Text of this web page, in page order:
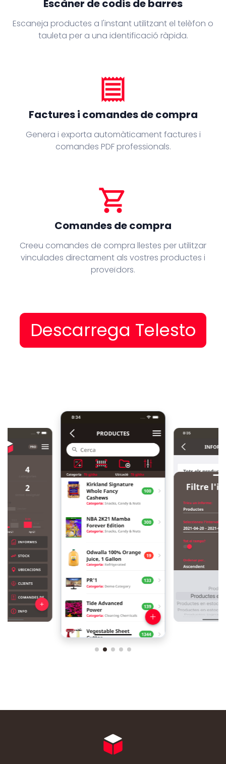
Escàner de codis de barres
Escaneja productes a l'instant utilitzant el telèfon o
tauleta per a una identificació ràpida.
receipt
Factures i comandes de compra
Genera i exporta automàticament factures i
comandes PDF professionals.
shopping_cart
Comandes de compra
Creeu comandes de compra llestes per utilitzar
vinculades directament als vostres productes i
proveïdors.
Descarrega Telesto